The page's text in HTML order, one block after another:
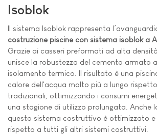
Isoblok
Il sistema Isoblok rappresenta
costruzione piscine con sistema isoblok a
Grazie ai casseri preformati ad alta
unisce la robustezza del cemento armato
isolamento termico. Il risultato è una
calore dell'acqua molto più a lungo
tradizionali, ottimizzando i consumi
una stagione di utilizzo prolungata. Anche
questo sistema costruttivo è ottimizzato e
rispetto a tutti gli altri sistemi costruttivi.